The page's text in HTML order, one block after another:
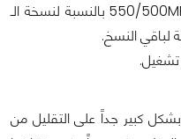
سرعة القراءة والكتابة: 550/500MB/s بالنسبة لنسخة الـ
تشغيل.
كبير جداً على التقليل من